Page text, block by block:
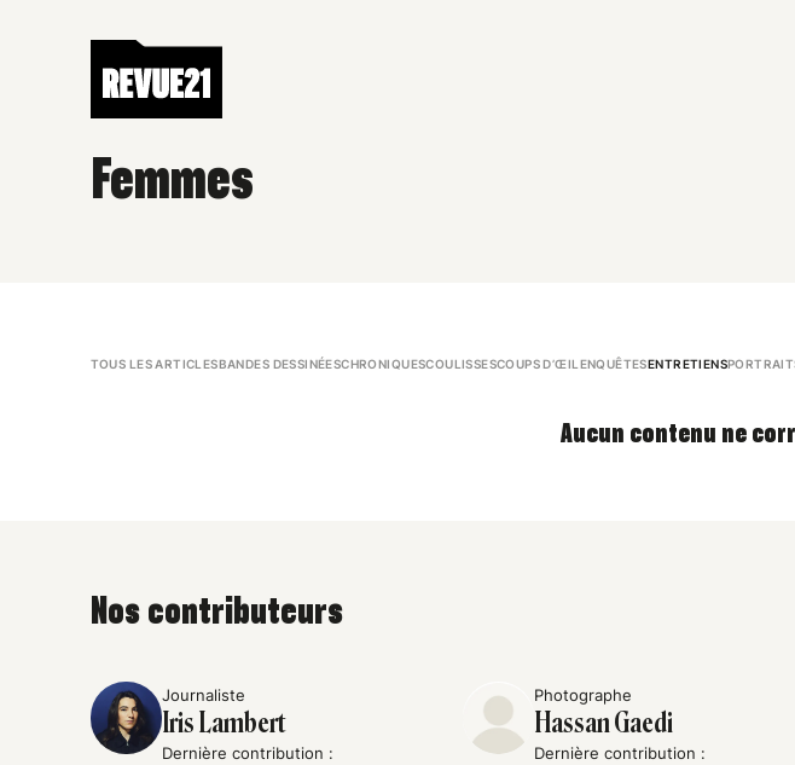
Femmes
TOUS LES ARTICLESBANDES DESSINÉESCHRONIQUESCOULISSESCOUPS D’ŒIL ENQUÊTESENTRETIENS
Aucun contenu ne
Nos contributeurs
Journaliste
Iris Lambert
Dernière contribution :
Photographe
Hassan Gaedi
Dernière contribution :